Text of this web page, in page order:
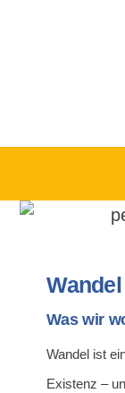
Was wir
Wandel ist
Existenz –